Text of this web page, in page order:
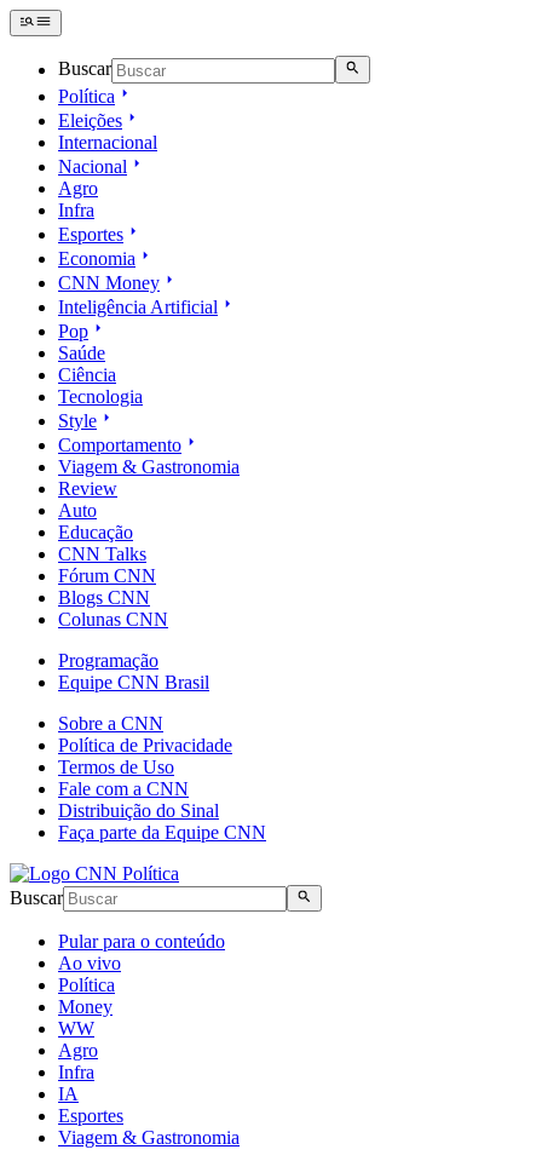
Buscar
Política
Eleições
Internacional
Nacional
Agro
Infra
Esportes
Economia
CNN Money
Inteligência Artificial
Pop
Saúde
Ciência
Tecnologia
Style
Comportamento
Viagem & Gastronomia
Review
Auto
Educação
CNN Talks
Fórum CNN
Blogs CNN
Colunas CNN
Programação
Equipe CNN Brasil
Sobre a CNN
Política de Privacidade
Termos de Uso
Fale com a CNN
Distribuição do Sinal
Faça parte da Equipe CNN
Buscar
Pular para o conteúdo
Ao vivo
Política
Money
WW
Agro
Infra
IA
Esportes
Viagem & Gastronomia